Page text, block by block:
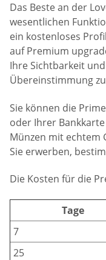
Das Beste an der
wesentlichen
ein kostenloses
auf Premium
Ihre Sichtbarkeit
Übereinstimmung
Sie können die
oder Ihrer
Münzen mit echtem
Sie erwerben,
Die Kosten für die
Tage
7
25